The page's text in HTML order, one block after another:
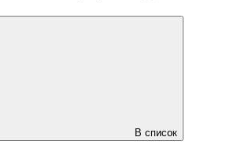
В список